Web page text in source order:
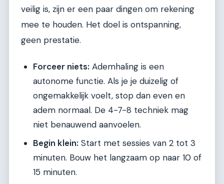
veilig is, zijn er een paar dingen om rekening
mee te houden. Het doel is ontspanning,
geen prestatie.
Forceer niets: Ademhaling is een
autonome functie. Als je je duizelig of
ongemakkelijk voelt, stop dan even en
adem normaal. De 4-7-8 techniek mag
niet benauwend aanvoelen.
Begin klein: Start met sessies van 2 tot 3
minuten. Bouw het langzaam op naar 10 of
15 minuten.